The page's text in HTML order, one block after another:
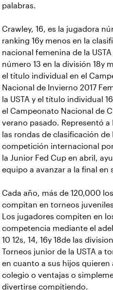
palabras.
Crawley, 16, es la jugadora
ranking 16y menos en la
nacional femenina de la USTA
número 13 en la división 18y
el título individual en el
Nacional de Invierno 2017
la USTA y el título individual
el Campeonato Nacional de
verano pasado. Representó a
las rondas de clasificación de
competición internacional
la Junior Fed Cup en abril,
equipo a avanzar a la final en
Cada año, más de 120,000
compitan en torneos juveniles
Los jugadores compiten en
competencia mediante el
10 12s, 14, 16y 18de las
Torneos junior de la USTA a
en cuanto a sus hijos quieren
colegio o ventajas o
divertirse compitiendo.